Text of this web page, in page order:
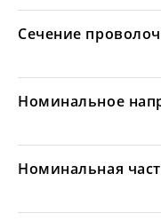
Сечение
Номинальное
Номинальная